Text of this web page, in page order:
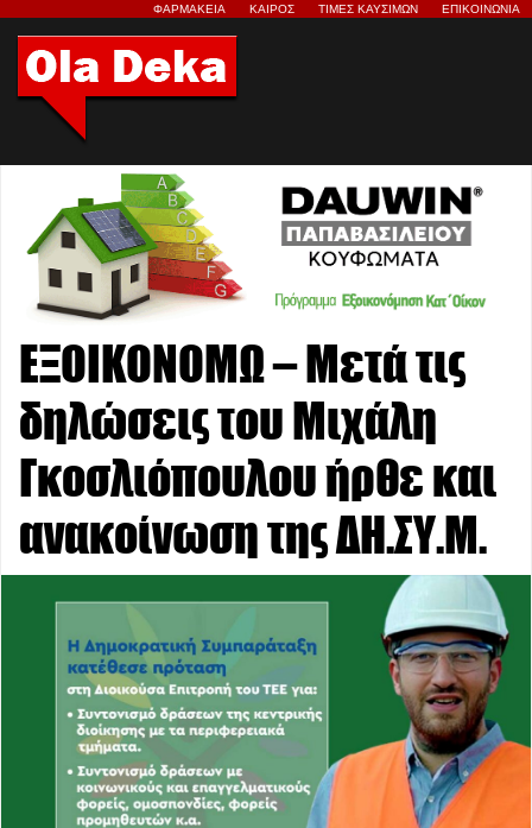
ΦΑΡΜΑΚΕΙΑ ΚΑΙΡΟΣ ΤΙΜΕΣ ΚΑΥΣΙΜΩΝ ΕΠΙΚΟΙΝΩΝΙΑ
ΕΞΟΙΚΟΝΟΜΩ – Μετά τις
δηλώσεις του Μιχάλη
Γκοσλιόπουλου ήρθε και
ανακοίνωση της ΔΗ.ΣΥ.Μ.